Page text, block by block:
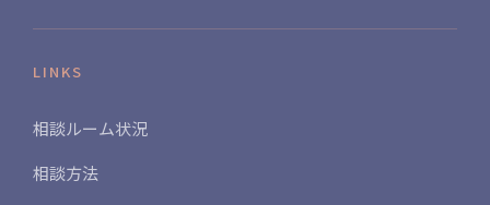
LINKS
相談ルーム状況
相談方法